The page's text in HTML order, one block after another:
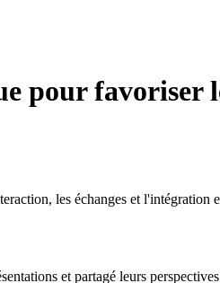
pour favoriser
les échanges et l'intégration
et partagé leurs